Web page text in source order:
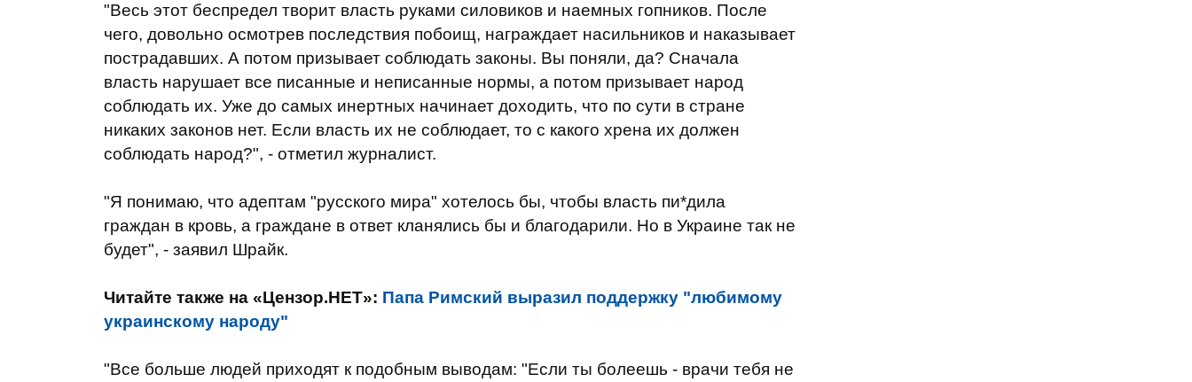
"Весь этот беспредел творит власть руками силовиков и наемных гопников. После
чего, довольно осмотрев последствия побоищ, награждает насильников и наказывает
пострадавших. А потом призывает соблюдать законы. Вы поняли, да? Сначала
власть нарушает все писанные и неписанные нормы, а потом призывает народ
соблюдать их. Уже до самых инертных начинает доходить, что по сути в стране
никаких законов нет. Если власть их не соблюдает, то с какого хрена их должен
соблюдать народ?", - отметил журналист.
"Я понимаю, что адептам "русского мира" хотелось бы, чтобы власть пи*дила
граждан в кровь, а граждане в ответ кланялись бы и благодарили. Но в Украине так не
будет", - заявил Шрайк.
Читайте также на «Цензор.НЕТ»: Папа Римский выразил поддержку "любимому
украинскому народу"
"Все больше людей приходят к подобным выводам: "Если ты болеешь - врачи тебя не